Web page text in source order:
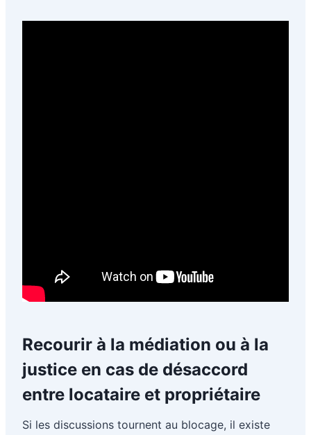
Recourir à la médiation ou à la
justice en cas de désaccord
entre locataire et propriétaire
Si les discussions tournent au blocage, il existe